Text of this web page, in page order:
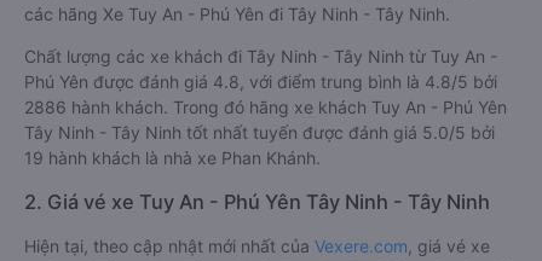
các hãng Xe Tuy An - Phú Yên đi Tây Ninh - Tây Ninh.
Chất lượng các xe khách đi Tây Ninh - Tây Ninh từ Tuy An -
Phú Yên được đánh giá 4.8, với điểm trung bình là 4.8/5 bởi
2886 hành khách. Trong đó hãng xe khách Tuy An - Phú Yên
Tây Ninh - Tây Ninh tốt nhất tuyến được đánh giá 5.0/5 bởi
19 hành khách là nhà xe Phan Khánh.
2. Giá vé xe Tuy An - Phú Yên Tây Ninh - Tây Ninh
Hiện tại, theo cập nhật mới nhất của Vexere.com , giá vé xe